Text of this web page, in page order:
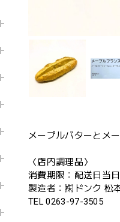
メープルバターとメ
〈店内調理品〉
消費期限：配送日当
製造者：㈱ドンク 松
TEL 0263-97-3505